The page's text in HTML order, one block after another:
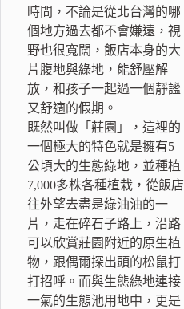
時間，不論是從北台灣的哪
個地方過去都不會嫌遠，視
野也很寬闊，飯店本身的大
片腹地與綠地，能舒壓解
放，和孩子一起過一個靜謐
又舒適的假期。
既然叫做「莊園」，這裡的
一個極大的特色就是擁有5
公頃大的生態綠地，並種植
7,000多株各種植栽，從飯店
往外望去盡是綠油油的一
片，走在碎石子路上，沿路
可以欣賞莊園附近的原生植
物，跟偶爾探出頭的松鼠打
打招呼。而與生態綠地連接
一氣的生態池用地中，更是